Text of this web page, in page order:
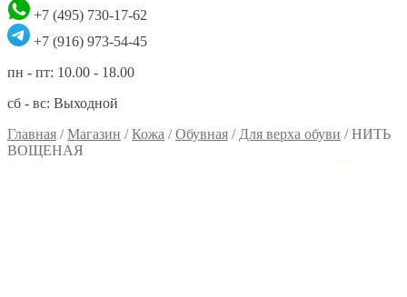
+7 (495) 730-17-62
+7 (916) 973-54-45
пн - пт: 10.00 - 18.00
сб - вс: Выходной
Главная /Магазин /Кожа /Обувная / Для верха обуви /НИТЬ
ВОЩЕНАЯ